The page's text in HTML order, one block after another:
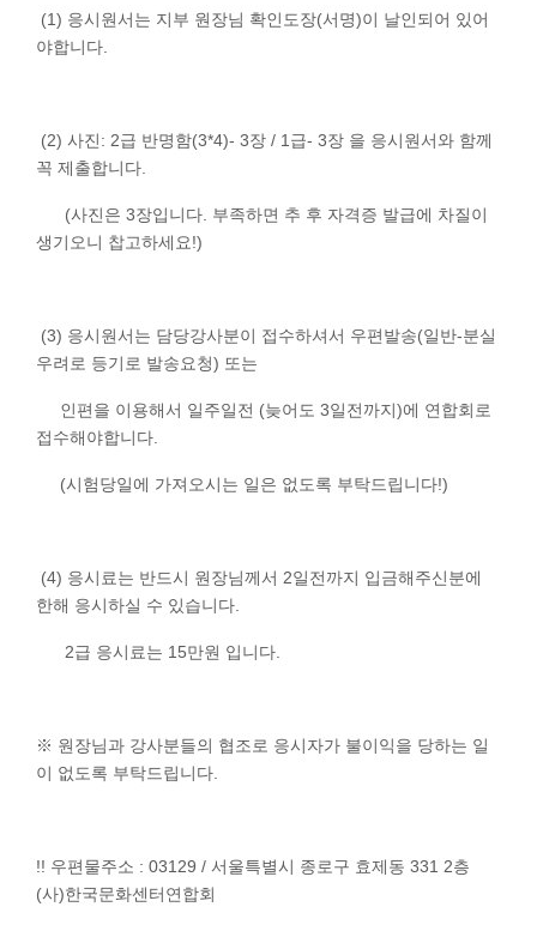
(1) 응시원서는 지부 원장님 확인도장(서명)이 날인되어 있어
야합니다.
(2) 사진: 2급 반명함(3*4)- 3장 / 1급- 3장 을 응시원서와 함께
꼭 제출합니다.
(사진은 3장입니다. 부족하면 추 후 자격증 발급에 차질이
생기오니 찹고하세요!)
(3) 응시원서는 담당강사분이 접수하셔서 우편발송(일반-분실
우려로 등기로 발송요청) 또는
인편을 이용해서 일주일전 (늦어도 3일전까지)에 연합회로
접수해야합니다.
(시험당일에 가져오시는 일은 없도록 부탁드립니다!)
(4) 응시료는 반드시 원장님께서 2일전까지 입금해주신분에
한해 응시하실 수 있습니다.
2급 응시료는 15만원 입니다.
※ 원장님과 강사분들의 협조로 응시자가 불이익을 당하는 일
이 없도록 부탁드립니다.
!! 우편물주소 : 03129 / 서울특별시 종로구 효제동 331 2층
(사)한국문화센터연합회